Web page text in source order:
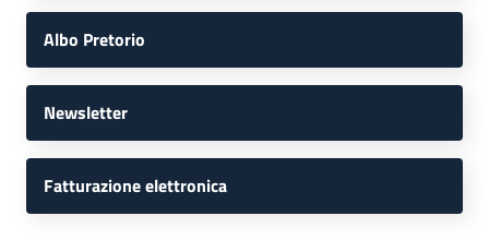
Albo Pretorio
Newsletter
Fatturazione elettronica